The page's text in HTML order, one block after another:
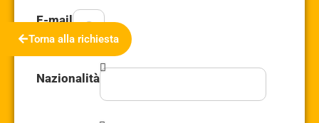
E-mail
Nazionalità
Torna alla richiesta